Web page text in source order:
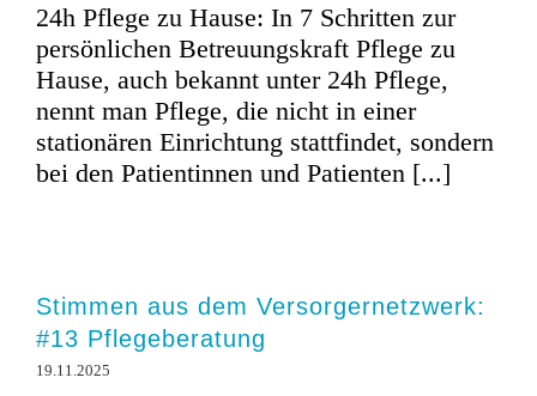
24h Pflege zu Hause: In 7 Schritten zur
persönlichen Betreuungskraft Pflege zu
Hause, auch bekannt unter 24h Pflege,
nennt man Pflege, die nicht in einer
stationären Einrichtung stattfindet, sondern
bei den Patientinnen und Patienten [...]
Stimmen aus dem Versorgernetzwerk:
#13 Pflegeberatung
19.11.2025